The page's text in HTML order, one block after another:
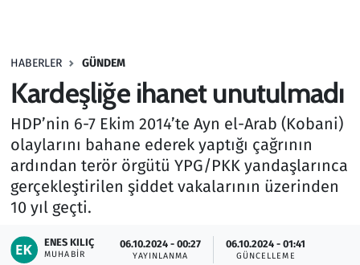
HABERLER GÜNDEM
Kardeşliğe ihanet unutulmadı
HDP’nin 6-7 Ekim 2014’te Ayn el-Arab (Kobani)
olaylarını bahane ederek yaptığı çağrının
ardından terör örgütü YPG/PKK yandaşlarınca
gerçekleştirilen şiddet vakalarının üzerinden
10 yıl geçti.
ENES KILIÇ
MUHABIR
06.10.2024 - 00:27
YAYINLANMA
06.10.2024 - 01:41
GÜNCELLEME
Haber
Kültür Sanat
Kurumsal Haberler
Lezzet Durağı